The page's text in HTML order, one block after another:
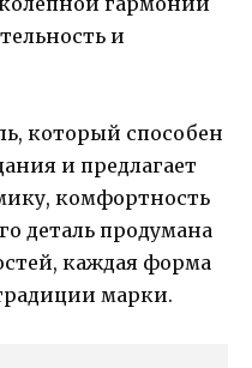
и
который способен
и предлагает
комфортность
деталь продумана
каждая форма
марки.